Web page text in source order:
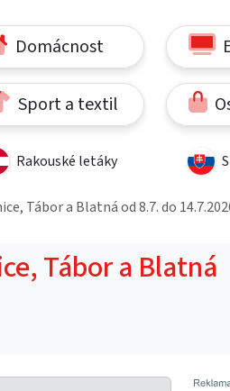
Domácnost
Sport a textil
Rakouské letáky
Tábor a Blatná od 8.7. do
Tábor a Blatná